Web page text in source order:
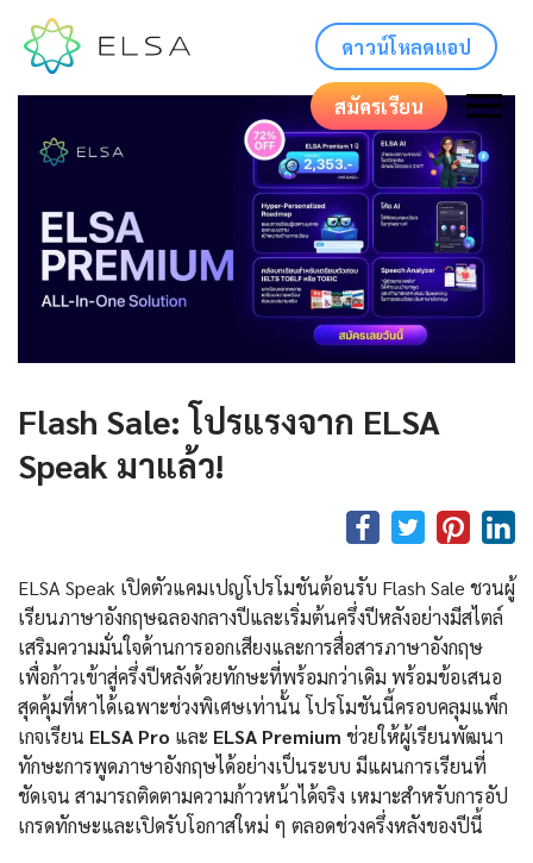
ดาวน์โหลดแอป
สมัครเรียน
Flash Sale: โปรแรงจาก ELSA
Speak มาแล้ว!
ELSA Speak เปิดตัวแคมเปญโปรโมชันต้อนรับ Flash Sale ชวนผู้
เรียนภาษาอังกฤษฉลองกลางปีและเริ่มต้นครึ่งปีหลังอย่างมีสไตล์
เสริมความมั่นใจด้านการออกเสียงและการสื่อสารภาษาอังกฤษ
เพื่อก้าวเข้าสู่ครึ่งปีหลังด้วยทักษะที่พร้อมกว่าเดิม พร้อมข้อเสนอ
สุดคุ้มที่หาได้เฉพาะช่วงพิเศษเท่านั้น โปรโมชันนี้ครอบคลุมแพ็ก
เกจเรียน ELSA Pro และ ELSA Premium ช่วยให้ผู้เรียนพัฒนา
ทักษะการพูดภาษาอังกฤษได้อย่างเป็นระบบ มีแผนการเรียนที่
ชัดเจน สามารถติดตามความก้าวหน้าได้จริง เหมาะสำหรับการอัป
เกรดทักษะและเปิดรับโอกาสใหม่ ๆ ตลอดช่วงครึ่งหลังของปีนี้